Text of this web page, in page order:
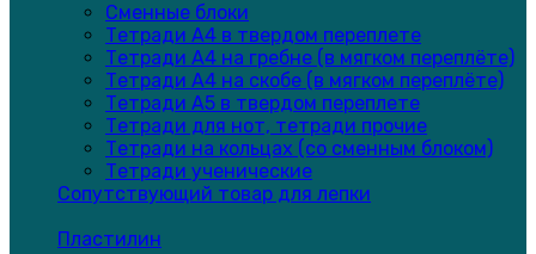
Сменные блоки
Тетради А4 в твердом переплете
Тетради А4 на гребне (в мягком переплёте)
Тетради А4 на скобе (в мягком переплёте)
Тетради А5 в твердом переплете
Тетради для нот, тетради прочие
Тетради на кольцах (со сменным блоком)
Тетради ученические
Сопутствующий товар для лепки
Пластилин